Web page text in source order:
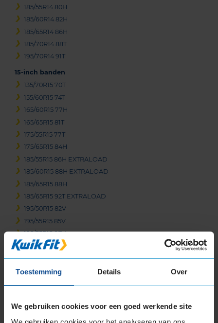
Toestemming Details Over
We gebruiken cookies voor een goed werkende site
185/55R14 80H
185/60R14 82H
185/65R14 86H
185/70R14 88T
195/70R14 91T
15-inch banden
135/70R15 70T
155/60R15 74T
165/60R15 77H
165/65R15 81T
175/55R15 77T
175/65R15 84H
185/55R15 86H EXTRALOAD
185/60R15 88H EXTRALOAD
185/65R15 88H
185/65R15 92T EXTRALOAD
195/50R15 82V
195/55R15 85V
195/55R15 85V
195/60R15 88V
195/65R15 91H
195/65R15 95H EXTRALOAD
205/65R15 94H
205/70R15 96T